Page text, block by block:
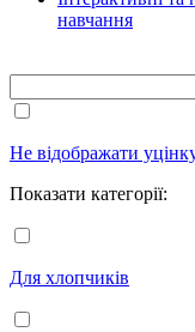
навчання
Не відображати
Показати категорії:
Для хлопчиків